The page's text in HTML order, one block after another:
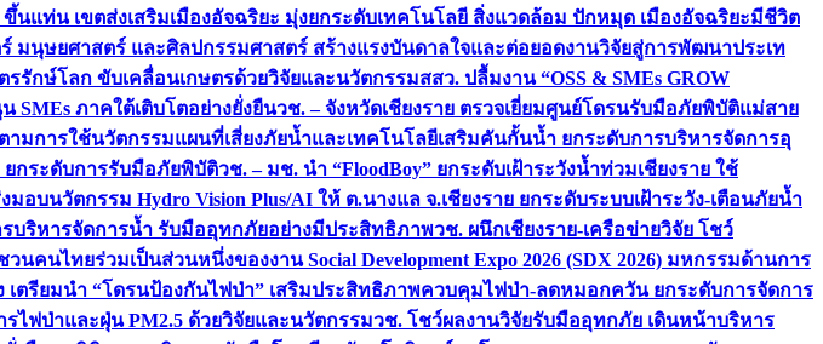
ขึ้นแท่น เขตส่งเสริมเมืองอัจฉริยะ มุ่งยกระดับเทคโนโลยี สิ่งแวดล้อม ปักหมุด เมืองอัจฉริยะมีชีวิต
นุษยศาสตร์ และศิลปกรรมศาสตร์ สร้างแรงบันดาลใจและต่อยอดงานวิจัยสู่การพัฒนาประเท
รักษ์โลก ขับเคลื่อนเกษตรด้วยวิจัยและนวัตกรรมสสว. ปลื้มงาน “OSS & SMEs GROW
SMEs ภาคใต้เติบโตอย่างยั่งยืนวช. – จังหวัดเชียงราย ตรวจเยี่ยมศูนย์โดรนรับมือภัยพิบัติแม่สาย
ามการใช้นวัตกรรมแผนที่เสี่ยงภัยน้ำและเทคโนโลยีเสริมคันกั้นน้ำ ยกระดับการบริหารจัดการอุ
ยกระดับการรับมือภัยพิบัติวช. – มช. นำ “FloodBoy” ยกระดับเฝ้าระวังน้ำท่วมเชียงราย ใช้
มอบนวัตกรรม Hydro Vision Plus/AI ให้ ต.นางแล จ.เชียงราย ยกระดับระบบเฝ้าระวัง-เตือนภัยน้ำ
บริหารจัดการน้ำ รับมืออุทกภัยอย่างมีประสิทธิภาพวช. ผนึกเชียงราย-เครือข่ายวิจัย โชว์
นคนไทยร่วมเป็นส่วนหนึ่งของงาน Social Development Expo 2026 (SDX 2026) มหกรรมด้านการ
เตรียมนำ “โดรนป้องกันไฟป่า” เสริมประสิทธิภาพควบคุมไฟป่า-ลดหมอกควัน ยกระดับการจัดการ
ไฟป่าและฝุ่น PM2.5 ด้วยวิจัยและนวัตกรรมวช. โชว์ผลงานวิจัยรับมืออุทกภัย เดินหน้าบริหาร